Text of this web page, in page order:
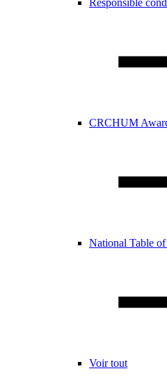
Responsible
CRCHUM
National Table
Voir tout